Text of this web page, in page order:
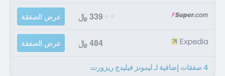
339 ﷼ عرض الصفقة
484 ﷼ عرض الصفقة
4 صفقات إضافية لـ ليمونز فيليدج ريزورت